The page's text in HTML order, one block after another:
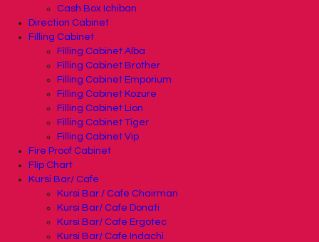
Cash Box Ichiban
Direction Cabinet
Filling Cabinet
Filling Cabinet Alba
Filling Cabinet Brother
Filling Cabinet Emporium
Filling Cabinet Kozure
Filling Cabinet Lion
Filling Cabinet Tiger
Filling Cabinet Vip
Fire Proof Cabinet
Flip Chart
Kursi Bar/ Cafe
Kursi Bar / Cafe Chairman
Kursi Bar/ Cafe Donati
Kursi Bar/ Cafe Ergotec
Kursi Bar/ Cafe Indachi